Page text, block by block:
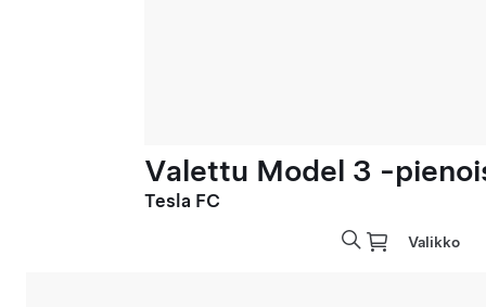
Valettu Model 3 -
Tesla FC
Valikko